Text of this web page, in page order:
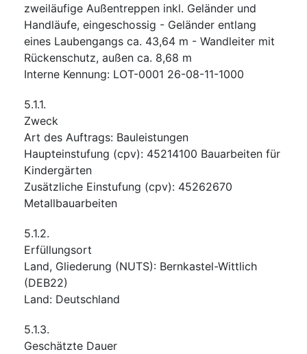
zweiläufige Außentreppen inkl. Geländer und
Handläufe, eingeschossig - Geländer entlang
eines Laubengangs ca. 43,64 m - Wandleiter mit
Rückenschutz, außen ca. 8,68 m
Interne Kennung: LOT-0001 26-08-11-1000
5.1.1.
Zweck
Art des Auftrags: Bauleistungen
Haupteinstufung (cpv): 45214100 Bauarbeiten für
Kindergärten
Zusätzliche Einstufung (cpv): 45262670
Metallbauarbeiten
5.1.2.
Erfüllungsort
Land, Gliederung (NUTS): Bernkastel-Wittlich
(DEB22)
Land: Deutschland
5.1.3.
Geschätzte Dauer